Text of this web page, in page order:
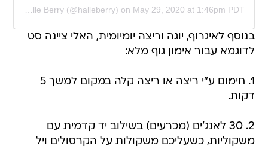
on May 29, 2020 at 1:46pm PDT
בנוסף לאיגרוף, יוגה וריצה יומיומית, האלי ציינה סט
לדוגמא עבור אימון גוף מלא:
1. חימום ע"י ריצה או ריצה קלה במקום למשך 5
דקות.
2. 30 לאנג'ים (מכרעים) בשילוב יד קדמית עם
משקוליות, כשעליכם משקולות על הקרסולים ויל